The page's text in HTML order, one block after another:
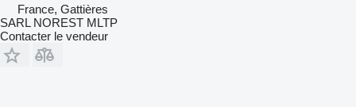
France, Gattières
SARL NOREST MLTP
Contacter le vendeur